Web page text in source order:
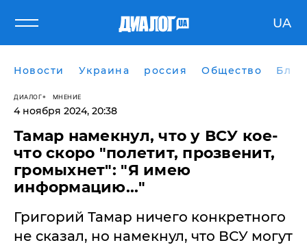
UA
Новости Украина россия Общество
ДИАЛОГ МНЕНИЕ
4 ноября 2024, 20:38
Тамар намекнул, что у ВСУ кое-
что скоро "полетит, прозвенит,
громыхнет": "Я имею
информацию..."
Григорий Тамар ничего конкретного
не сказал, но намекнул, что ВСУ могут